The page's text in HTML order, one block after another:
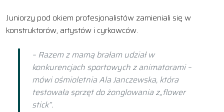
Juniorzy pod okiem profesjonalistów zamieniali się w
konstruktorów, artystów i cyrkowców.
– Razem z mamą brałam udział w
konkurencjach sportowych z animatorami –
mówi ośmioletnia Ala Janczewska, która
testowała sprzęt do żonglowania z„flower
stick”.